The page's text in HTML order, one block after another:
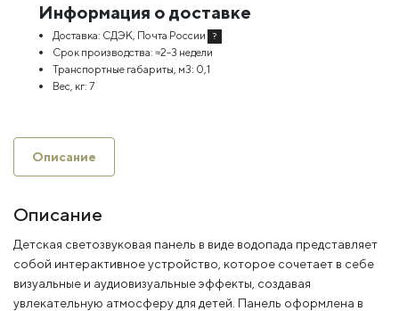
Информация о доставке
Доставка: СДЭК, Почта России ?
Срок производства: ≈2-3 недели
Транспортные габариты, м3: 0,1
Вес, кг: 7
Описание
Описание
Детская светозвуковая панель в виде водопада представляет
собой интерактивное устройство, которое сочетает в себе
визуальные и аудиовизуальные эффекты, создавая
увлекательную атмосферу для детей. Панель оформлена в